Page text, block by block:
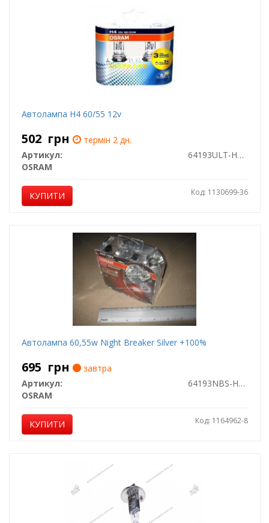
Автолампа H4 60/55 12v
502 грн
термін 2 дн.
Артикул:
64193ULT-HCB
OSRAM
КУПИТИ Код: 1130699-36
Автолампа 60,55w Night Breaker Silver +100%
695 грн
завтра
Артикул:
64193NBS-HCB
OSRAM
КУПИТИ Код: 1164962-8